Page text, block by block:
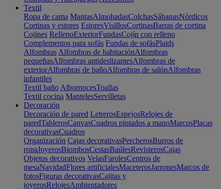
Textil
Ropa de cama MantasAlmohadasColchasSábanasNórdicos
Cortinas y estores EstoresVisillosCortinasBarras de cortina
Cojines RellenoExteriorFundasCojín con relleno
Complementos para sofás Fundas de sofásPlaids
Alfombras Alfombras de habitaciónAlfombras
pequeñasAlfombras antideslizantesAlfombras de
exteriorAlfombras de bañoAlfombras de salónAlfombras
infantiles
Textil baño AlbornocesToallas
Textil cocina MantelesServilletas
Decoración
Decoración de pared LetrerosEspejosRelojes de
paredTablerosCanvasCuadros pintados a manoMarcosPlacas
decorativasCuadros
Organización Cajas decorativasPercherosBurros de
ropaJoyerosBiombosCestasBaúlesRevisterosCajas
Objetos decorativos VelasFarolesCentros de
mesaNavidadFlores artificialesMaceterosJarronesMarcos de
fotosFiguras decorativasCajitas y
joyerosRelojesAmbientadores